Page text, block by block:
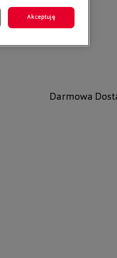
Darmowa
Akceptuję